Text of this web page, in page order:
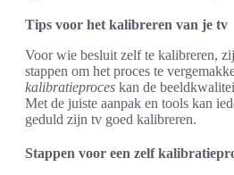
Tips voor het kalibreren van je tv
Voor wie besluit zelf te kalibreren,
stappen om het proces te
kalibratieproces kan de
Met de juiste aanpak en tools kan
geduld zijn tv goed kalibreren.
Stappen voor een zelf